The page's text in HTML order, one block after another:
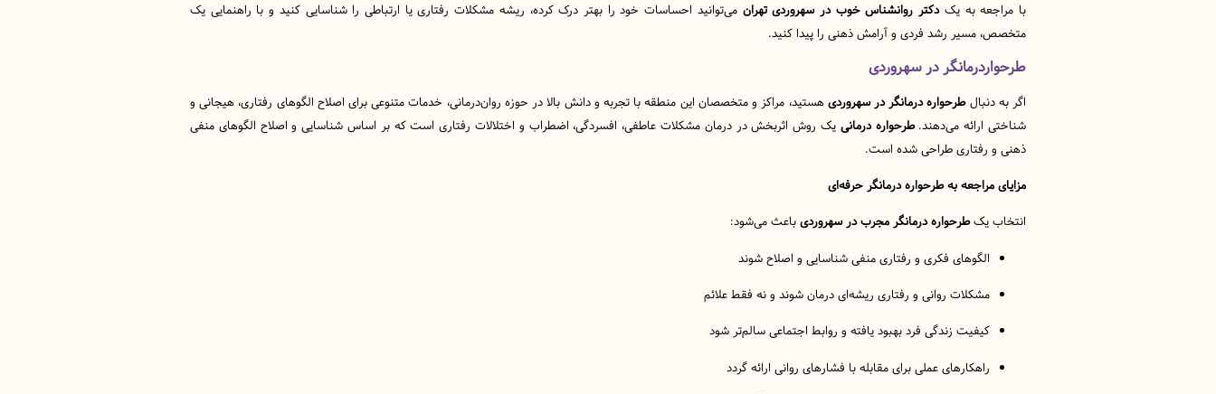
با مراجعه به یکدکتر روانشناس خوب در سهروردی تهران می‌توانید احساسات خود را بهتر درک کرده، ریشه مشکلات رفتاری یا ارتباطی را شناسایی کنید و با راهنمایی یک
متخصص، مسیر رشد فردی و آرامش ذهنی را پیدا کنید.
طرحواردرمانگر در سهروردی
اگر به دنبالطرحواره درمانگر در سهروردی هستید، مراکز و متخصصان این منطقه با تجربه و دانش بالا در حوزه روان‌درمانی، خدمات متنوعی برای اصلاح الگوهای رفتاری، هیجانی و
شناختی ارائه می‌دهند.طرحواره درمانی یک روش اثربخش در درمان مشکلات عاطفی، افسردگی، اضطراب و اختلالات رفتاری است که بر اساس شناسایی و اصلاح الگوهای منفی
ذهنی و رفتاری طراحی شده است.
مزایای مراجعه به طرحواره درمانگر حرفه‌ای
انتخاب یکطرحواره درمانگر مجرب در سهروردی باعث می‌شود:
الگوهای فکری و رفتاری منفی شناسایی و اصلاح شوند
مشکلات روانی و رفتاری ریشه‌ای درمان شوند و نه فقط علائم
کیفیت زندگی فرد بهبود یافته و روابط اجتماعی سالم‌تر شود
راهکارهای عملی برای مقابله با فشارهای روانی ارائه گردد